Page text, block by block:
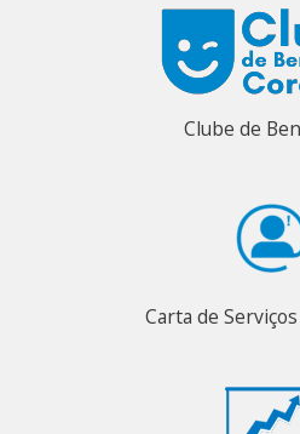
Clube de
Carta de